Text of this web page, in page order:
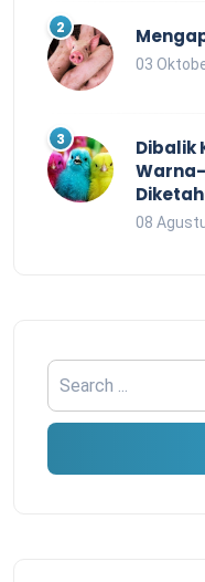
03
Dibalik
08